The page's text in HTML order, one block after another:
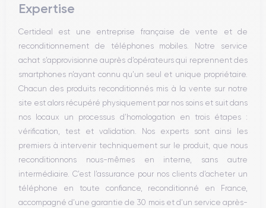
Haut parleur
Bouton Home
Bluetooth
WiFi
Réseau
Vibreur
Prise USB
Expertise
Certideal est une entreprise française de vente et de
reconditionnement de téléphones mobiles. Notre service
achat s’approvisionne auprès d’opérateurs qui reprennent des
smartphones n’ayant connu qu’un seul et unique propriétaire.
Chacun des produits reconditionnés mis à la vente sur notre
site est alors récupéré physiquement par nos soins et suit dans
nos locaux un processus d’homologation en trois étapes :
vérification, test et validation. Nos experts sont ainsi les
premiers à intervenir techniquement sur le produit, que nous
reconditionnons nous-mêmes en interne, sans autre
intermédiaire. C’est l’assurance pour nos clients d’acheter un
téléphone en toute confiance, reconditionné en France,
accompagné d’une garantie de 30 mois et d’un service après-